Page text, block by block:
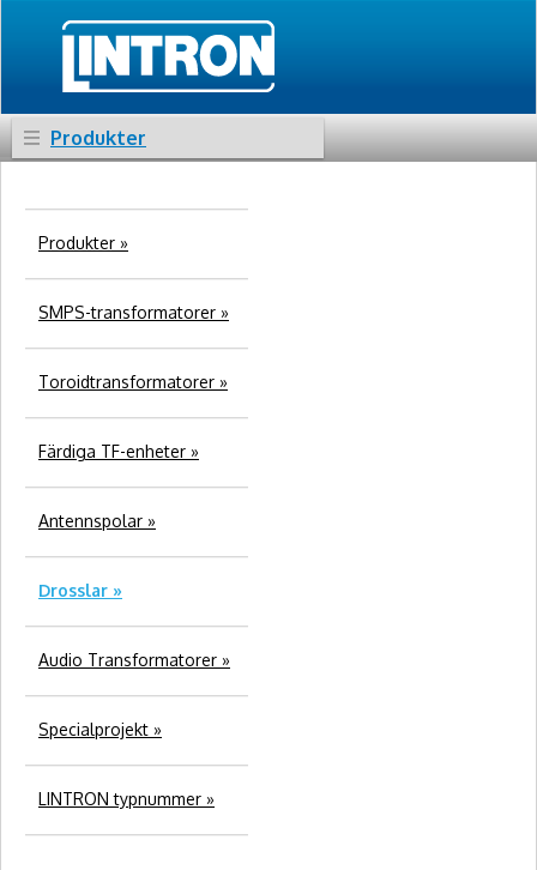
Produkter
Produkter »
SMPS-transformatorer »
Toroidtransformatorer »
Färdiga TF-enheter »
Antennspolar »
Drosslar »
Audio Transformatorer »
Specialprojekt »
LINTRON typnummer »